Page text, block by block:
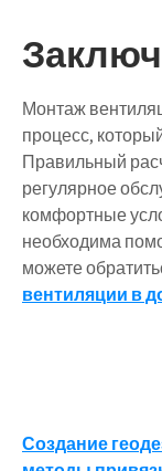
Монтаж
процесс,
Правильный
регулярное
комфортные
необходима
можете
вентиляции в
Создание